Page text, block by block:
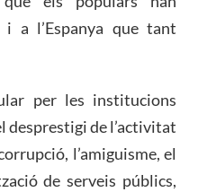
a l’Espanya que tant
per les institucions
desprestigi de l’activitat
l’amiguisme, el
de serveis públics,